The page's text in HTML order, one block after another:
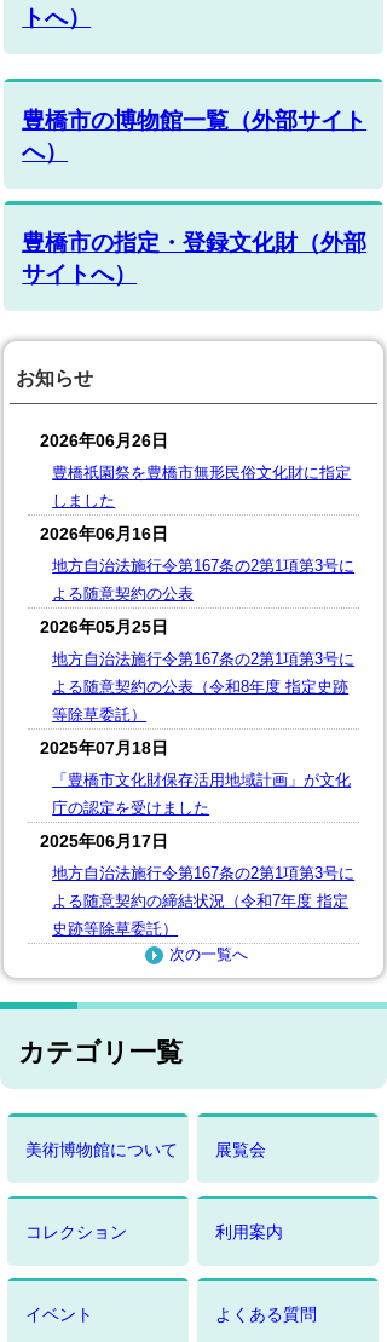
トへ）
豊橋市の博物館一覧（外部サイト
へ）
豊橋市の指定・登録文化財（外部
サイトへ）
お知らせ
2026年06月26日
豊橋祇園祭を豊橋市無形民俗文化財に指定
しました
2026年06月16日
地方自治法施行令第167条の2第1項第3号に
よる随意契約の公表
2026年05月25日
地方自治法施行令第167条の2第1項第3号に
よる随意契約の公表（令和8年度 指定史跡
等除草委託）
2025年07月18日
「豊橋市文化財保存活用地域計画」が文化
庁の認定を受けました
2025年06月17日
地方自治法施行令第167条の2第1項第3号に
よる随意契約の締結状況（令和7年度 指定
史跡等除草委託）
次の一覧へ
カテゴリ一覧
美術博物館について 展覧会
コレクション 利用案内
イベント よくある質問